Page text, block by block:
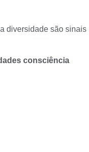
diversidade são sinais
consciência